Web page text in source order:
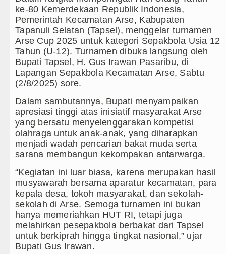
Aktif Saat Ada Acara
Anak Sejak dari Keluarga
Angkola
Seksual
Hukuman Mati
Pukul 22.00 WIB
Agustus 2026 Pukul 18.00 WIB
Kemala Bhayangkari 11 Tarutung
Mulai Dibenahi
Aktif Saat Ada Acara
Anak Sejak dari Keluarga
ke-80 Kemerdekaan Republik Indonesia,
Pemerintah Kecamatan Arse, Kabupaten
Tapanuli Selatan (Tapsel), menggelar turnamen
Arse Cup 2025 untuk kategori Sepakbola Usia 12
Tahun (U-12). Turnamen dibuka langsung oleh
Bupati Tapsel, H. Gus Irawan Pasaribu, di
Lapangan Sepakbola Kecamatan Arse, Sabtu
(2/8/2025) sore.
Dalam sambutannya, Bupati menyampaikan
apresiasi tinggi atas inisiatif masyarakat Arse
yang bersatu menyelenggarakan kompetisi
olahraga untuk anak-anak, yang diharapkan
menjadi wadah pencarian bakat muda serta
sarana membangun kekompakan antarwarga.
“Kegiatan ini luar biasa, karena merupakan hasil
musyawarah bersama aparatur kecamatan, para
kepala desa, tokoh masyarakat, dan sekolah-
sekolah di Arse. Semoga turnamen ini bukan
hanya memeriahkan HUT RI, tetapi juga
melahirkan pesepakbola berbakat dari Tapsel
untuk berkiprah hingga tingkat nasional,” ujar
Bupati Gus Irawan.